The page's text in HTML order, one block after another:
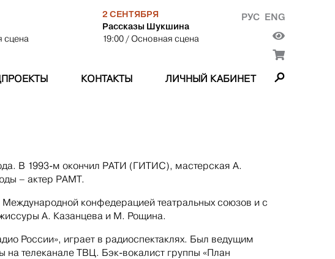
сцена
2 СЕНТЯБРЯ
Рассказы Шукшина
19:00 / Основная сцена
РУС ENG
КОНТАКТЫ ЛИЧНЫЙ КАБИНЕТ
В 1993-м окончил РАТИ (ГИТИС), мастерская А.
– актер РАМТ.
Международной конфедерацией театральных союзов и с
А. Казанцева и М. Рощина.
России», играет в радиоспектаклях. Был ведущим
на телеканале ТВЦ. Бэк-вокалист группы «План